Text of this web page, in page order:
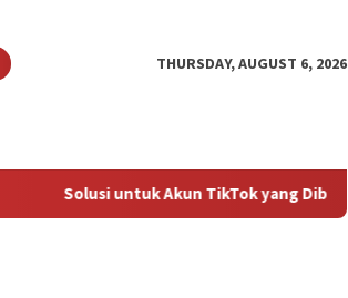
THURSDAY, AUGUST 6, 2026
Solusi untuk Akun TikTok yang Diblokir